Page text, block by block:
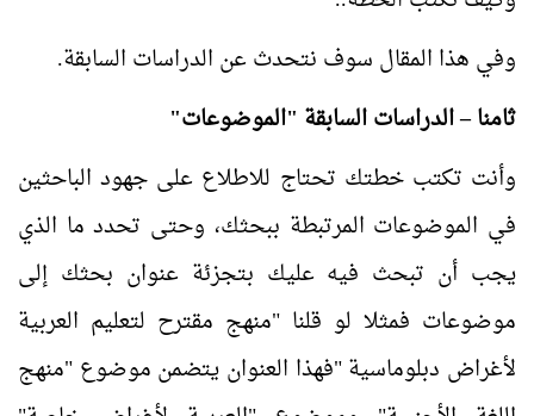
وفي هذا المقال سوف نتحدث عن الدراسات السابقة.
ثامنا – الدراسات السابقة "الموضوعات"
وأنت تكتب خطتك تحتاج للاطلاع على جهود الباحثين
في الموضوعات المرتبطة ببحثك، وحتى تحدد ما الذي
يجب أن تبحث فيه عليك بتجزئة عنوان بحثك إلى
موضوعات فمثلا لو قلنا "منهج مقترح لتعليم العربية
لأغراض دبلوماسية "فهذا العنوان يتضمن موضوع "منهج